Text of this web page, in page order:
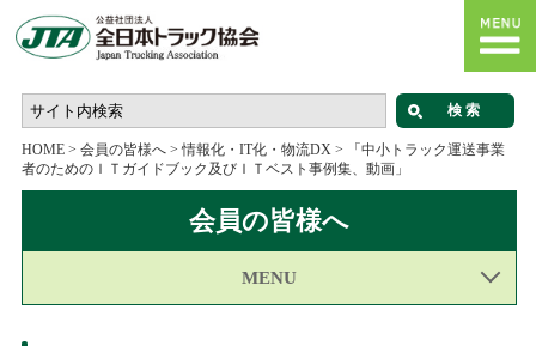
HOME> 会員の皆様へ>情報化・IT化・物流DX>
「中小トラック運送事業
者のためのＩＴガイドブック及びＩＴベスト事例集、動画」
会員の皆様へ
MENU